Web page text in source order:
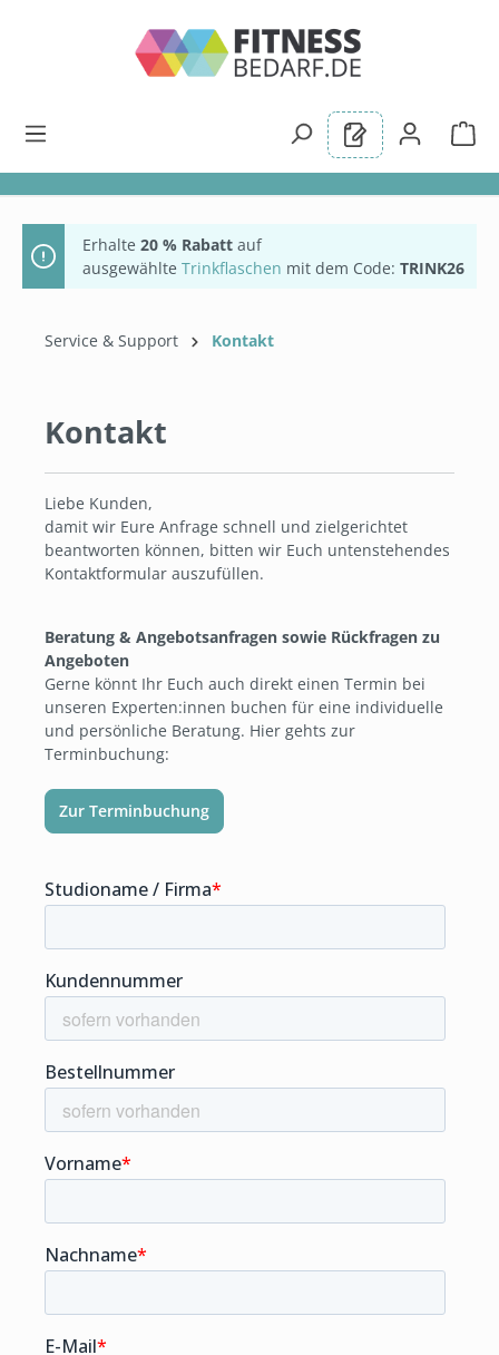
Erhalte 20 % Rabatt auf
ausgewählte Trinkflaschen mit dem Code: TRINK26
Service & Support Kontakt
Kontakt
Liebe Kunden,
damit wir Eure Anfrage schnell und zielgerichtet
beantworten können, bitten wir Euch untenstehendes
Kontaktformular auszufüllen.
Beratung & Angebotsanfragen sowie Rückfragen zu
Angeboten
Gerne könnt Ihr Euch auch direkt einen Termin bei
unseren Experten:innen buchen für eine individuelle
und persönliche Beratung. Hier gehts zur
Terminbuchung:
Zur Terminbuchung